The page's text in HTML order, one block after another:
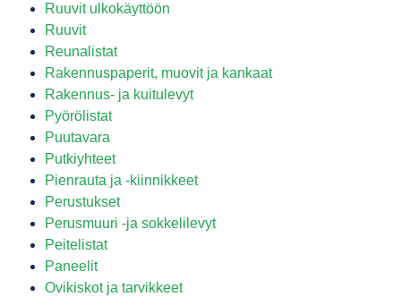
Ruuvit ulkokäyttöön
Ruuvit
Reunalistat
Rakennuspaperit, muovit ja kankaat
Rakennus- ja kuitulevyt
Pyörölistat
Puutavara
Putkiyhteet
Pienrauta ja -kiinnikkeet
Perustukset
Perusmuuri -ja sokkelilevyt
Peitelistat
Paneelit
Ovikiskot ja tarvikkeet